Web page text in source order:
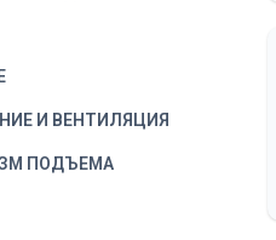
И ВЕНТИЛЯЦИЯ
ПОДЪЕМА